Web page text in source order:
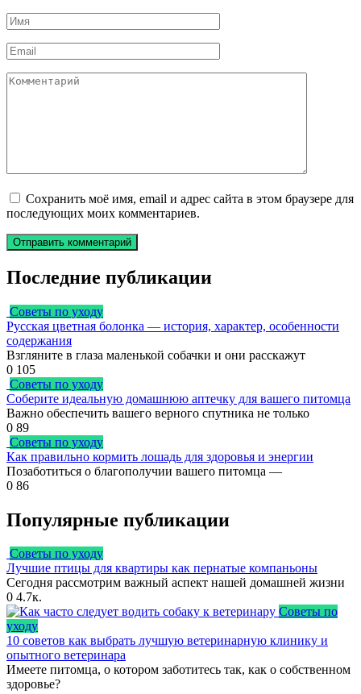
Имя
*
Email
*
Комментарий
Сохранить моё имя, email и адрес сайта в этом браузере для
последующих моих комментариев.
Последние публикации
Советы по уходу
Русская цветная болонка — история, характер, особенности
содержания
Взгляните в глаза маленькой собачки и они расскажут
0 105
Советы по уходу
Соберите идеальную домашнюю аптечку для вашего питомца
Важно обеспечить вашего верного спутника не только
0 89
Советы по уходу
Как правильно кормить лошадь для здоровья и энергии
Позаботиться о благополучии вашего питомца —
0 86
Популярные публикации
Советы по уходу
Лучшие птицы для квартиры как пернатые компаньоны
Сегодня рассмотрим важный аспект нашей домашней жизни
0 4.7к.
Советы по
уходу
10 советов как выбрать лучшую ветеринарную клинику и
опытного ветеринара
Имеете питомца, о котором заботитесь так, как о собственном
здоровье?